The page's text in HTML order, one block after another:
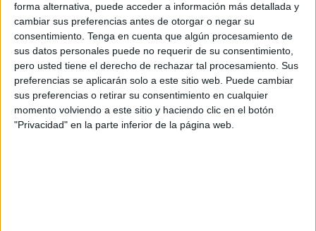
forma alternativa, puede acceder a información más detallada y
cambiar sus preferencias antes de otorgar o negar su
consentimiento. Tenga en cuenta que algún procesamiento de
sus datos personales puede no requerir de su consentimiento,
pero usted tiene el derecho de rechazar tal procesamiento. Sus
preferencias se aplicarán solo a este sitio web. Puede cambiar
sus preferencias o retirar su consentimiento en cualquier
momento volviendo a este sitio y haciendo clic en el botón
"Privacidad" en la parte inferior de la página web.